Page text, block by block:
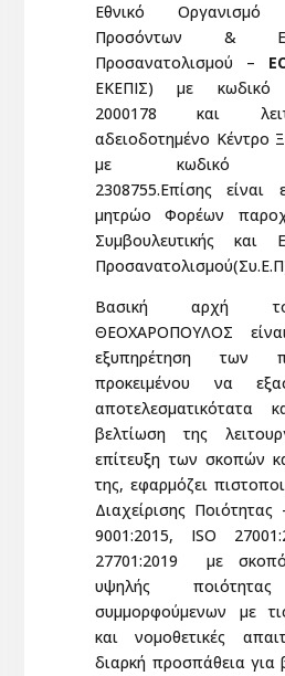
Εθνικό Οργανισμό
Προσόντων &
Προσανατολισμού –
ΕΚΕΠΙΣ) με κωδικό
2000178 και
αδειοδοτημένο Κέντρο
με κωδικό
2308755.Επίσης είναι
μητρώο Φορέων
Συμβουλευτικής και
Βασική αρχή
ΘΕΟΧΑΡΟΠΟΥΛΟΣ
εξυπηρέτηση των
προκειμένου να
αποτελεσματικότατα
βελτίωση της
επίτευξη των σκοπών
της, εφαρμόζει
Διαχείρισης
9001:2015, ISO
27701:2019 με
υψηλής
συμμορφούμενων με
και νομοθετικές
διαρκή προσπάθεια για